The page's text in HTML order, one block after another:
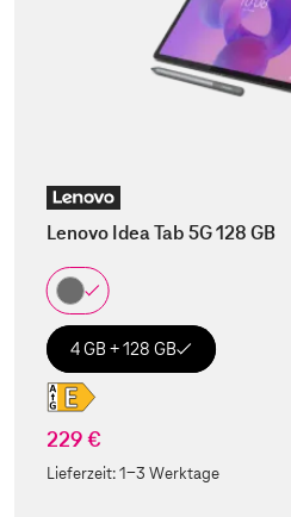
Lenovo Idea Tab 5G 128 GB
4 GB + 128 GB
229 €
Lieferzeit:1-3 Werktage